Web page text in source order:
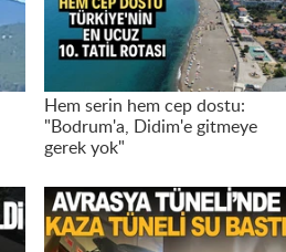
Hem serin hem cep dostu:
"Bodrum'a, Didim'e gitmeye
gerek yok"